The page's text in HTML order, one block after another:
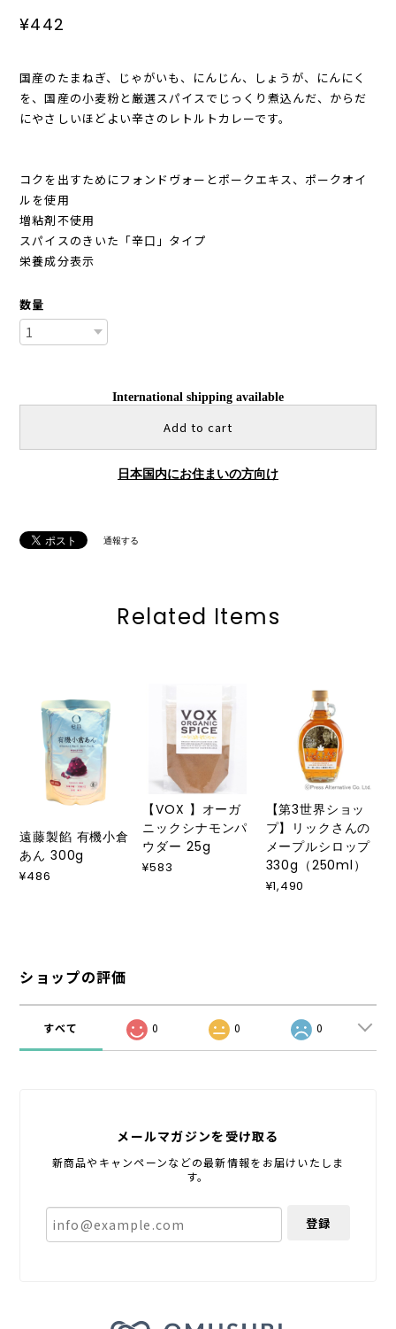
¥442
国産のたまねぎ、じゃがいも、にんじん、しょうが、にんにく
を、国産の小麦粉と厳選スパイスでじっくり煮込んだ、からだ
にやさしいほどよい辛さのレトルトカレーです。
コクを出すためにフォンドヴォーとポークエキス、ポークオイ
ルを使用
増粘剤不使用
スパイスのきいた「辛口」タイプ
栄養成分表示
数量
International shipping available
Add to cart
日本国内にお住まいの方向け
通報する
Related Items
遠藤製餡 有機小倉
あん 300g
¥486
【VOX 】オーガ
ニックシナモンパ
ウダー 25g
¥583
【第3世界ショッ
プ】リックさんの
メープルシロップ
330g（250ml）
¥1,490
ショップの評価
すべて 0 0 0
メールマガジンを受け取る
新商品やキャンペーンなどの最新情報をお届けいたしま
す。
登録